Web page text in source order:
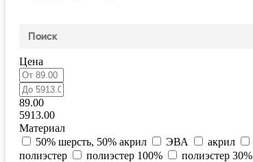
Цена
89.00
5913.00
Материал
50% шерсть, 50% акрил
ЭВА акрил
полиэстер
полиэстер 100% полиэстер 30%